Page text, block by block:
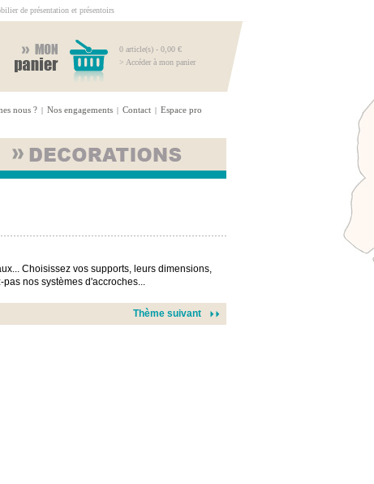
de présentation et présentoirs
0 article(s) - 0,00 €
> Accéder à mon panier
nous ? | Nos engagements | Contact | Espace pro
Choisissez vos supports, leurs dimensions,
nos systèmes d'accroches...
Thème suivant